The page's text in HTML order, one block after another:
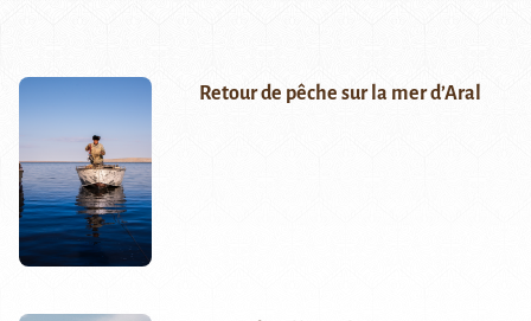
Retour de pêche sur la mer d’Aral